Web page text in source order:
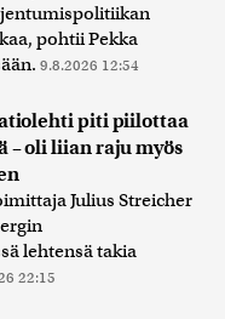
pohtii Pekka
9.8.2026 12:54
piti piilottaa
– oli liian raju myös
Julius Streicher
lehtensä takia
22:15